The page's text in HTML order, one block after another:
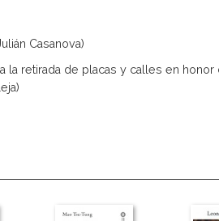
Casanova)
la retirada de placas y calles en honor